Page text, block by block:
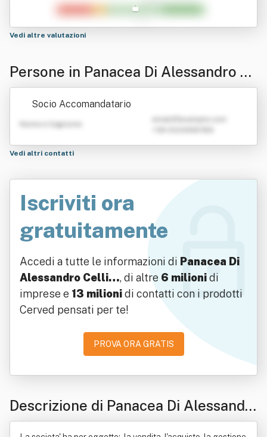
Vedi altre valutazioni
Persone in Panacea Di Alessandro C
elli S.a.s.
Socio Accomandatario
Nome e Cognome
Vedi altri contatti
Iscriviti ora
gratuitamente
Accedi a tutte le informazioni di Panacea Di
Alessandro Celli…, di altre 6 milionidi
imprese e 13 milionidi contatti con i prodotti
Cerved pensati per te!
PROVA ORA GRATIS
Descrizione di Panacea Di Alessandr
o Celli S.a.s.